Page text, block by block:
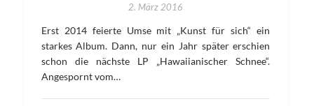
2. März 2016
Erst 2014 feierte Umse mit „Kunst für sich“ ein
starkes Album. Dann, nur ein Jahr später erschien
schon die nächste LP „Hawaiianischer Schnee“.
Angespornt vom…